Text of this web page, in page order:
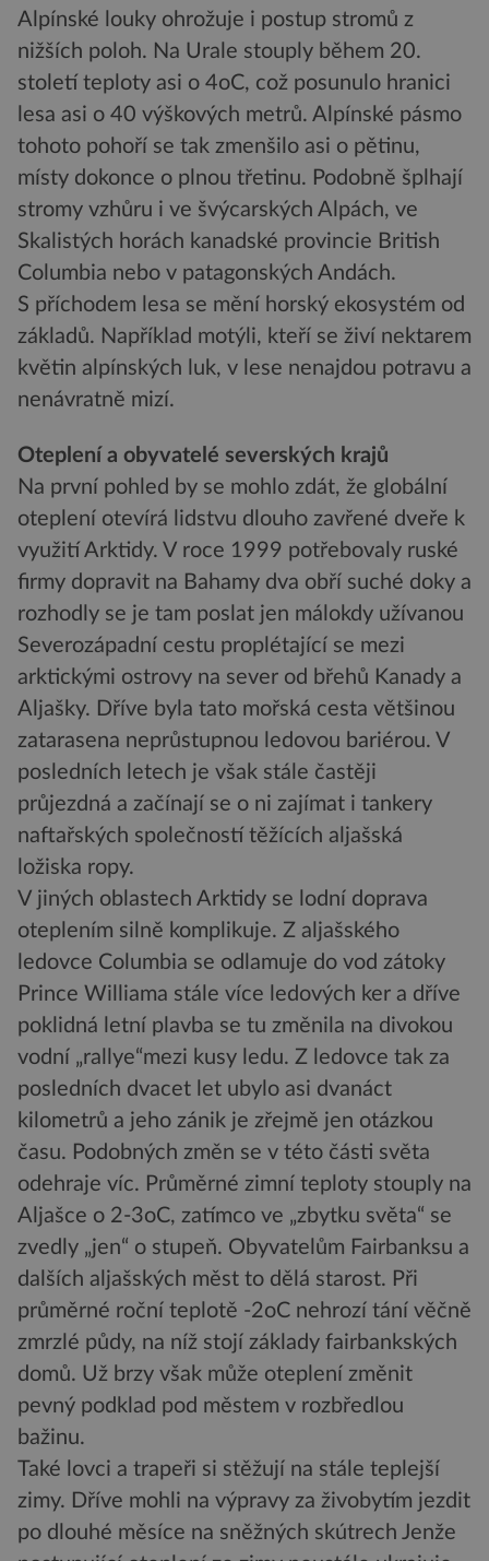
Alpínské louky ohrožuje i postup stromů z
nižších poloh. Na Urale stouply během 20.
století teploty asi o 4oC, což posunulo hranici
lesa asi o 40 výškových metrů. Alpínské pásmo
tohoto pohoří se tak zmenšilo asi o pětinu,
místy dokonce o plnou třetinu. Podobně šplhají
stromy vzhůru i ve švýcarských Alpách, ve
Skalistých horách kanadské provincie British
Columbia nebo v patagonských Andách.
S příchodem lesa se mění horský ekosystém od
základů. Například motýli, kteří se živí nektarem
květin alpínských luk, v lese nenajdou potravu a
nenávratně mizí.
Oteplení a obyvatelé severských krajů
Na první pohled by se mohlo zdát, že globální
oteplení otevírá lidstvu dlouho zavřené dveře k
využití Arktidy. V roce 1999 potřebovaly ruské
firmy dopravit na Bahamy dva obří suché doky a
rozhodly se je tam poslat jen málokdy užívanou
Severozápadní cestu proplétající se mezi
arktickými ostrovy na sever od břehů Kanady a
Aljašky. Dříve byla tato mořská cesta většinou
zatarasena neprůstupnou ledovou bariérou. V
posledních letech je však stále častěji
průjezdná a začínají se o ni zajímat i tankery
naftařských společností těžících aljašská
ložiska ropy.
V jiných oblastech Arktidy se lodní doprava
oteplením silně komplikuje. Z aljašského
ledovce Columbia se odlamuje do vod zátoky
Prince Williama stále více ledových ker a dříve
poklidná letní plavba se tu změnila na divokou
vodní „rallye“mezi kusy ledu. Z ledovce tak za
posledních dvacet let ubylo asi dvanáct
kilometrů a jeho zánik je zřejmě jen otázkou
času. Podobných změn se v této části světa
odehraje víc. Průměrné zimní teploty stouply na
Aljašce o 2-3oC, zatímco ve „zbytku světa“ se
zvedly „jen“ o stupeň. Obyvatelům Fairbanksu a
dalších aljašských měst to dělá starost. Při
průměrné roční teplotě -2oC nehrozí tání věčně
zmrzlé půdy, na níž stojí základy fairbankských
domů. Už brzy však může oteplení změnit
pevný podklad pod městem v rozbředlou
bažinu.
Také lovci a trapeři si stěžují na stále teplejší
zimy. Dříve mohli na výpravy za živobytím jezdit
po dlouhé měsíce na sněžných skútrech Jenže